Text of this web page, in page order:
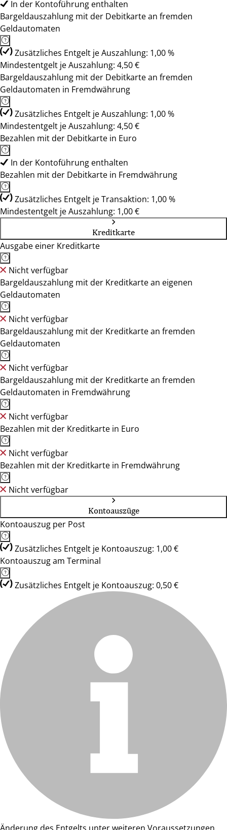
In der Kontoführung enthalten
Bargeldauszahlung mit der Debitkarte an fremden
Geldautomaten
Zusätzliches Entgelt je Auszahlung: 1,00 %
Mindestentgelt je Auszahlung: 4,50 €
Bargeldauszahlung mit der Debitkarte an fremden
Geldautomaten in Fremdwährung
Zusätzliches Entgelt je Auszahlung: 1,00 %
Mindestentgelt je Auszahlung: 4,50 €
Bezahlen mit der Debitkarte in Euro
In der Kontoführung enthalten
Bezahlen mit der Debitkarte in Fremdwährung
Zusätzliches Entgelt je Transaktion: 1,00 %
Mindestentgelt je Auszahlung: 1,00 €
Kreditkarte
Ausgabe einer Kreditkarte
Nicht verfügbar
Bargeldauszahlung mit der Kreditkarte an eigenen
Geldautomaten
Nicht verfügbar
Bargeldauszahlung mit der Kreditkarte an fremden
Geldautomaten
Nicht verfügbar
Bargeldauszahlung mit der Kreditkarte an fremden
Geldautomaten in Fremdwährung
Nicht verfügbar
Bezahlen mit der Kreditkarte in Euro
Nicht verfügbar
Bezahlen mit der Kreditkarte in Fremdwährung
Nicht verfügbar
Kontoauszüge
Kontoauszug per Post
Zusätzliches Entgelt je Kontoauszug: 1,00 €
Kontoauszug am Terminal
Zusätzliches Entgelt je Kontoauszug: 0,50 €